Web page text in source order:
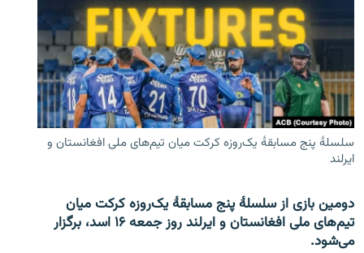
سلسلۀ پنج مسابقۀ یک‌روزه کرکت میان تیم‌های ملی افغانستان و
ایرلند
دومین بازی از سلسلۀ پنج مسابقۀ یک‌روزه کرکت میان
تیم‌های ملی افغانستان و ایرلند روز جمعه ۱۶ اسد، برگزار
می‌شود.